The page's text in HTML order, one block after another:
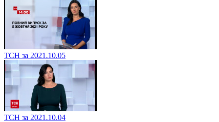
ТСН за 2021.10.05
ТСН за 2021.10.04